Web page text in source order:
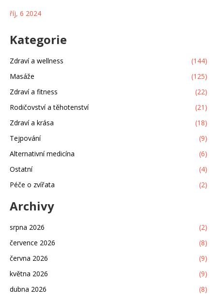
zdraví kůže. Dopřejte si uvolnění a zlepšete hydrataci pokožky
stresové faktory, které mohou vést k problémům s pokožkou.
říj, 6 2024
Kategorie
Zdraví a wellness
(144)
Masáže
(125)
Zdraví a fitness
(22)
Rodičovství a těhotenství
(21)
Zdraví a krása
(18)
Tejpování
(9)
Alternativní medicína
(6)
Ostatní
(4)
Péče o zvířata
(2)
Archivy
srpna 2026
(2)
července 2026
(8)
června 2026
(9)
května 2026
(9)
dubna 2026
(8)